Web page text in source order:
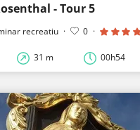
- Tour 5
recreatiu · 0 ·
31 m 00h54